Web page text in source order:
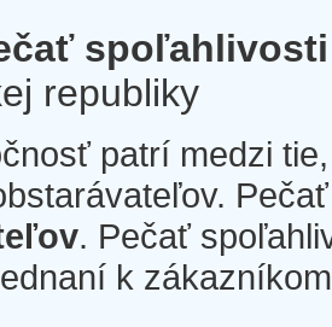
spoľahlivosti
republiky
patrí medzi
. Pečať
k